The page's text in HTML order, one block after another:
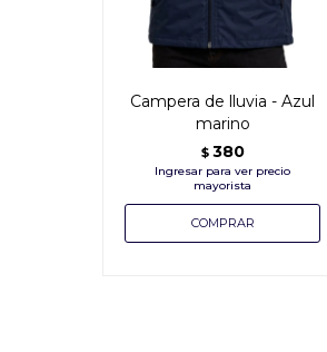
Campera de lluvia - Azul
marino
$ 380